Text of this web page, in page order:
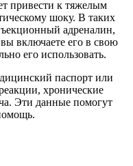
привести к тяжелым
шоку. В таких
адреналин,
включаете его в свою
его использовать.
паспорт или
хронические
Эти данные помогут